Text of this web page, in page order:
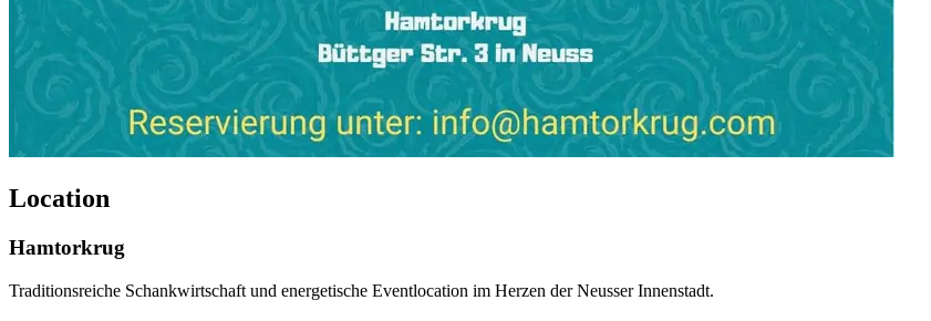
Location
Hamtorkrug
Traditionsreiche Schankwirtschaft und energetische Eventlocation im Herzen der Neusser Innenstadt.